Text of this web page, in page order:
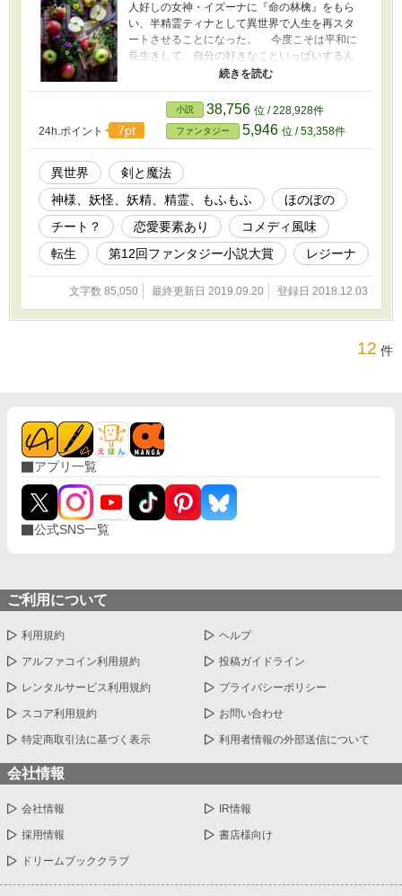
人好しの女神・イズーナに『命の林檎』をもら
い、半精霊ティナとして異世界で人生を再スタ
ートさせることになった。 今度こそは平和に
長生きして、自分の好きなこといっぱいするん
だ！ ――と、心に誓ってスローライフを満喫
していたのだが。ツノの生えたウサギを見つけ
たのを皮切りに、それを追ってきたエルフ族、
そのエルフと張り合うレンジャー、さらに北の
王国で囁かれる妙なウワサと、身の回りではト
ラブルがひっきりなし。 何とか事態を軟着陸
させ、平穏な暮らしを取り戻すべく――ティナ
の『フラグ粉砕作戦』がスタートする！ ※ちょ
っとだけタイトルを変更しました（元：転生リ
ンゴは破滅フラグを遠ざける） ※更新頑張り中
ですが展開はゆっくり目です。のんびり見守っ
ていただければ幸いです^^ ※ただいまファンタ
ジー小説大賞エントリー中&だいたい毎日更新中
です。ぜひとも応援してやってくださいませ!!
24h.ポイント 7pt
小説 38,756 位 / 228,928件
ファンタジー 5,946 位 / 53,358件
異世界
剣と魔法
神様、妖怪、妖精、精霊、もふもふ
ほのぼの
チート？
恋愛要素あり
コメディ風味
転生
第12回ファンタジー小説大賞 レジーナ
文字数 85,050 最終更新日 2019.09.20 登録日 2018.12.03
12 件
アプリ一覧
公式SNS一覧
ご利用について
利用規約 ヘルプ
アルファコイン利用規約 投稿ガイドライン
レンタルサービス利用規約 プライバシーポリシー
スコア利用規約 お問い合わせ
特定商取引法に基づく表示 利用者情報の外部送信について
会社情報
会社情報 IR情報
採用情報 書店様向け
ドリームブッククラブ